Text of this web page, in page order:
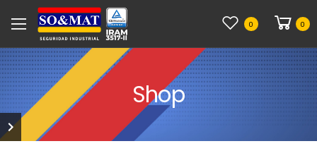
0 0
Shop